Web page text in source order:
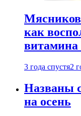
Мясников
как
витамина
3 года спустя2
Названы
на осень